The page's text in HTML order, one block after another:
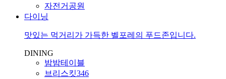
자전거공원
다이닝
맛있는 먹거리가 가득한 벨포레의 푸드존입니다.
DINING
밤밤테이블
브리스킷346